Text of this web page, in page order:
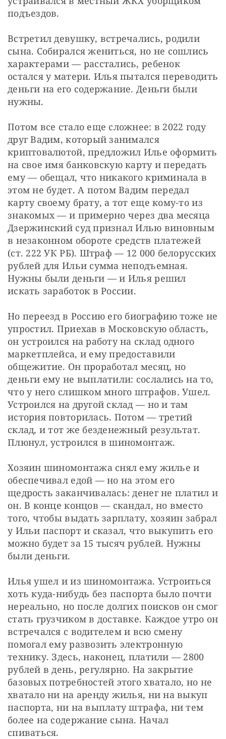
подъездов.
Встретил девушку, встречались, родили
сына. Собирался жениться, но не сошлись
характерами — расстались, ребенок
остался у матери. Илья пытался переводить
деньги на его содержание. Деньги были
нужны.
Потом все стало еще сложнее: в 2022 году
друг Вадим, который занимался
криптовалютой, предложил Илье оформить
на свое имя банковскую карту и передать
ему — обещал, что никакого криминала в
этом не будет. А потом Вадим передал
карту своему брату, а тот еще кому-то из
знакомых — и примерно через два месяца
Дзержинский суд признал Илью виновным
в незаконном обороте средств платежей
(ст. 222 УК РБ). Штраф — 12 000 белорусских
рублей для Ильи сумма неподъемная.
Нужны были деньги — и Илья решил
искать заработок в России.
Но переезд в Россию его биографию тоже не
упростил. Приехав в Московскую область,
он устроился на работу на склад одного
маркетплейса, и ему предоставили
общежитие. Он проработал месяц, но
деньги ему не выплатили: сослались на то,
что у него слишком много штрафов. Ушел.
Устроился на другой склад — но и там
история повторилась. Потом — третий
склад, и тот же безденежный результат.
Плюнул, устроился в шиномонтаж.
Хозяин шиномонтажа снял ему жилье и
обеспечивал едой — но на этом его
щедрость заканчивалась: денег не платил и
он. В конце концов — скандал, но вместо
того, чтобы выдать зарплату, хозяин забрал
у Ильи паспорт и сказал, что выкупить его
можно будет за 15 тысяч рублей. Нужны
были деньги.
Илья ушел и из шиномонтажа. Устроиться
хоть куда-нибудь без паспорта было почти
нереально, но после долгих поисков он смог
стать грузчиком в доставке. Каждое утро он
встречался с водителем и всю смену
помогал ему развозить электронную
технику. Здесь, наконец, платили — 2800
рублей в день, регулярно. На закрытие
базовых потребностей этого хватало, но не
хватало ни на аренду жилья, ни на выкуп
паспорта, ни на выплату штрафа, ни тем
более на содержание сына. Начал
спиваться.